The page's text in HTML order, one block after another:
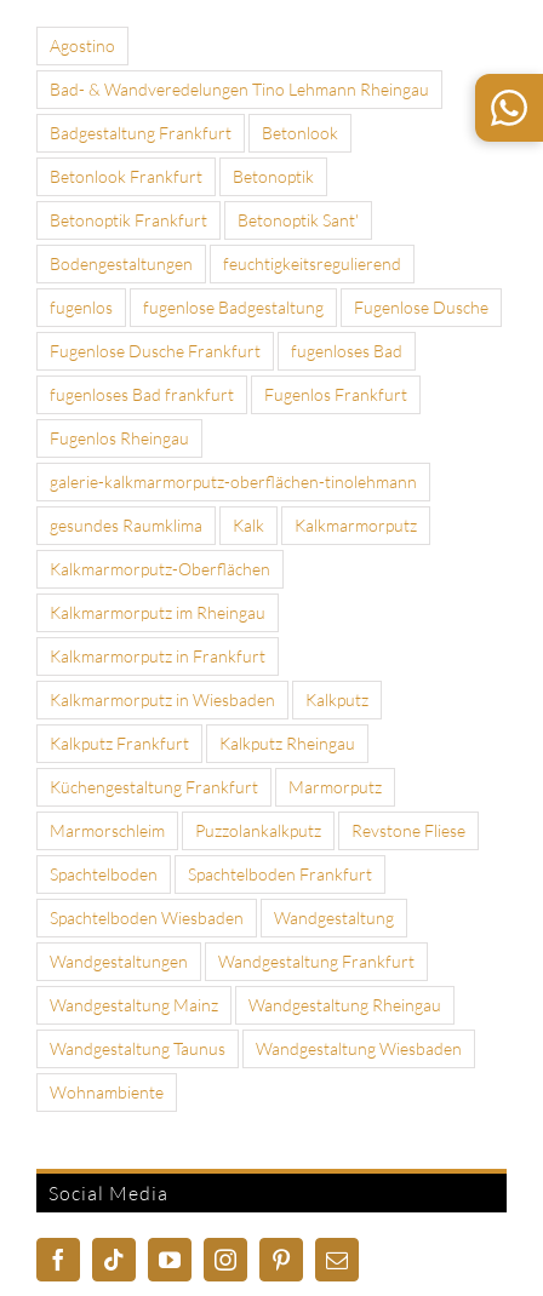
Agostino
Bad- & Wandveredelungen Tino Lehmann Rheingau
Badgestaltung Frankfurt Betonlook
Betonlook Frankfurt Betonoptik
Betonoptik Frankfurt Betonoptik Sant'
Bodengestaltungen feuchtigkeitsregulierend
fugenlos fugenlose Badgestaltung Fugenlose Dusche
Fugenlose Dusche Frankfurt fugenloses Bad
fugenloses Bad frankfurt Fugenlos Frankfurt
Fugenlos Rheingau
galerie-kalkmarmorputz-oberflächen-tinolehmann
gesundes Raumklima Kalk Kalkmarmorputz
Kalkmarmorputz-Oberflächen
Kalkmarmorputz im Rheingau
Kalkmarmorputz in Frankfurt
Kalkmarmorputz in Wiesbaden Kalkputz
Kalkputz Frankfurt Kalkputz Rheingau
Küchengestaltung Frankfurt Marmorputz
Marmorschleim Puzzolankalkputz Revstone Fliese
Spachtelboden Spachtelboden Frankfurt
Spachtelboden Wiesbaden Wandgestaltung
Wandgestaltungen Wandgestaltung Frankfurt
Wandgestaltung Mainz Wandgestaltung Rheingau
Wandgestaltung Taunus Wandgestaltung Wiesbaden
Wohnambiente
Social Media